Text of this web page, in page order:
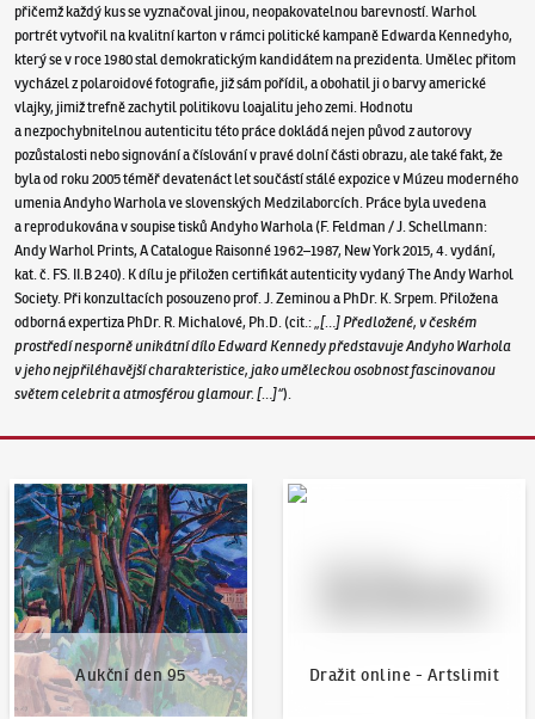
přičemž každý kus se vyznačoval jinou, neopakovatelnou barevností. Warhol
portrét vytvořil na kvalitní karton v rámci politické kampaně Edwarda Kennedyho,
který se v roce 1980 stal demokratickým kandidátem na prezidenta. Umělec přitom
vycházel z polaroidové fotografie, již sám pořídil, a obohatil ji o barvy americké
vlajky, jimiž trefně zachytil politikovu loajalitu jeho zemi. Hodnotu
a nezpochybnitelnou autenticitu této práce dokládá nejen původ z autorovy
pozůstalosti nebo signování a číslování v pravé dolní části obrazu, ale také fakt, že
byla od roku 2005 téměř devatenáct let součástí stálé expozice v Múzeu moderného
umenia Andyho Warhola ve slovenských Medzilaborcích. Práce byla uvedena
a reprodukována v soupise tisků Andyho Warhola (F. Feldman / J. Schellmann:
Andy Warhol Prints, A Catalogue Raisonné 1962–1987, New York 2015, 4. vydání,
kat. č. FS. II.B 240). K dílu je přiložen certifikát autenticity vydaný The Andy Warhol
Society. Při konzultacích posouzeno prof. J. Zeminou a PhDr. K. Srpem. Přiložena
odborná expertiza PhDr. R. Michalové, Ph.D. (cit.: „[…] Předložené, v českém
prostředí nesporně unikátní dílo Edward Kennedy představuje Andyho Warhola
v jeho nejpřiléhavější charakteristice, jako uměleckou osobnost fascinovanou
světem celebrit a atmosférou glamour. […]“).
Aukční den 95
Aukční den 95
Dražit online - Artslimit
Dražit online - Artslimit